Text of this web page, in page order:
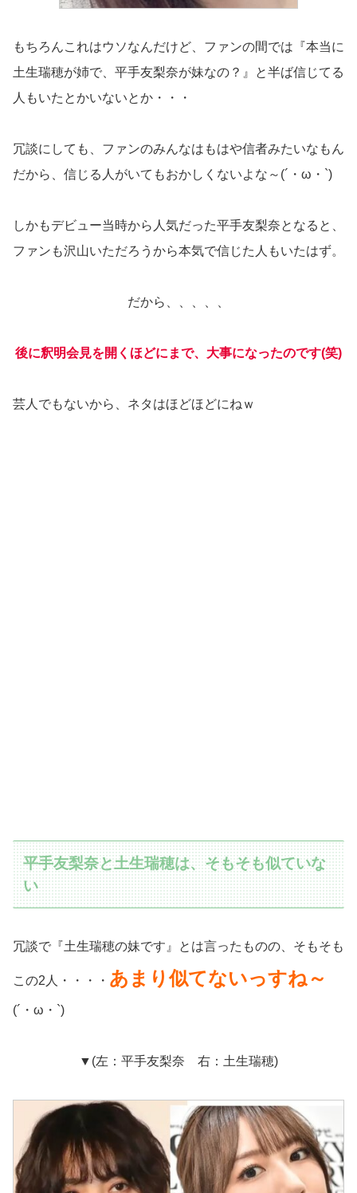
もちろんこれはウソなんだけど、ファンの間では『本当に
土生瑞穂が姉で、平手友梨奈が妹なの？』と半ば信じてる
人もいたとかいないとか・・・
冗談にしても、ファンのみんなはもはや信者みたいなもん
だから、信じる人がいてもおかしくないよな～(´・ω・`)
しかもデビュー当時から人気だった平手友梨奈となると、
ファンも沢山いただろうから本気で信じた人もいたはず。
だから、、、、、
後に釈明会見を開くほどにまで、大事になったのです(笑)
芸人でもないから、ネタはほどほどにねｗ
平手友梨奈と土生瑞穂は、そもそも似ていな
い
冗談で『土生瑞穂の妹です』とは言ったものの、そもそも
この2人・・・・ あまり似てないっすね～
(´・ω・`)
▼(左：平手友梨奈 右：土生瑞穂)